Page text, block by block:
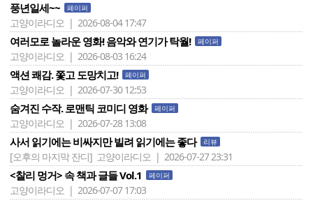
풍년일세~~ 페이퍼
고양이라디오 | 2026-08-04 17:47
여러모로 놀라운 영화! 음악와 연기가 탁월! 페이퍼
고양이라디오 | 2026-08-03 16:24
액션 쾌감. 쫓고 도망치고! 페이퍼
고양이라디오 | 2026-07-30 12:53
숨겨진 수작. 로맨틱 코미디 영화 페이퍼
고양이라디오 | 2026-07-28 13:08
사서 읽기에는 비싸지만 빌려 읽기에는 좋다 리뷰
[오후의 마지막 잔디] 고양이라디오 | 2026-07-27 23:31
<찰리 멍거> 속 책과 글들 Vol.1 페이퍼
고양이라디오 | 2026-07-07 17:03